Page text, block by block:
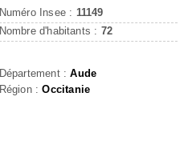
Numéro Insee : 11149
Nombre d'habitants : 72
Département :Aude
Région :Occitanie